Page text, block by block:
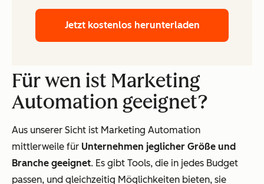
Jetzt kostenlos herunterladen
Für wen ist Marketing
Automation geeignet?
Aus unserer Sicht ist Marketing Automation
mittlerweile für Unternehmen jeglicher Größe und
Branche geeignet. Es gibt Tools, die in jedes Budget
passen, und gleichzeitig Möglichkeiten bieten, sie